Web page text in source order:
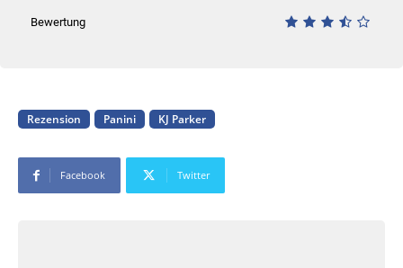
Bewertung
Rezension Panini KJ Parker
Facebook Twitter